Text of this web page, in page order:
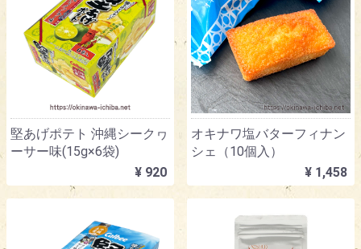
堅あげポテト 沖縄シークヮ
ーサー味(15g×6袋)
¥ 920
オキナワ塩バターフィナン
シェ（10個入）
¥ 1,458